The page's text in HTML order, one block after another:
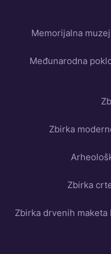
Memorijalna
Međunarodna
Zbirka
Zbirka
Zbirka drvenih maketa